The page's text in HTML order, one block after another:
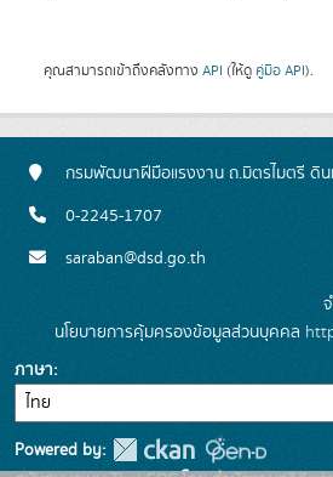
คุณสามารถเข้าถึงคลังทาง API (ให้ดู คู่มือ API).
กรมพัฒนาฝีมือแรงงาน ถ.มิตรไมตรี ดิ
0-2245-1707
saraban@dsd.go.th
นโยบายการคุ้มครองข้อมูลส่วนบุคคล
ภาษา
Powered by: